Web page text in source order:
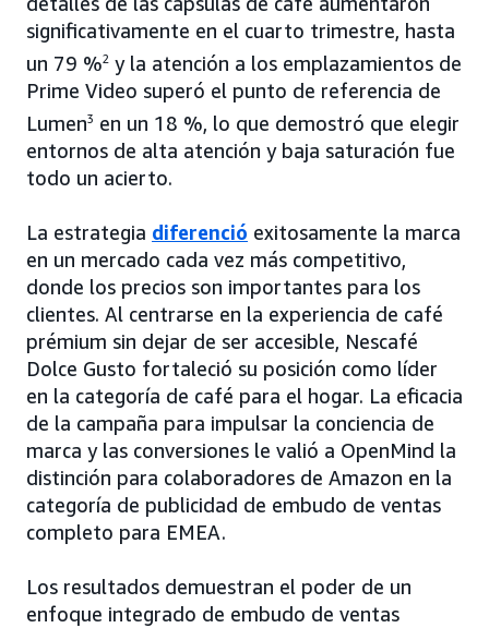
significativamente en el cuarto trimestre, hasta
un 79 %2 y la atención a los emplazamientos de
Prime Video superó el punto de referencia de
Lumen3 en un 18 %, lo que demostró que elegir
entornos de alta atención y baja saturación fue
todo un acierto.
La estrategia diferenció exitosamente la marca
en un mercado cada vez más competitivo,
donde los precios son importantes para los
clientes. Al centrarse en la experiencia de café
prémium sin dejar de ser accesible, Nescafé
Dolce Gusto fortaleció su posición como líder
en la categoría de café para el hogar. La eficacia
de la campaña para impulsar la conciencia de
marca y las conversiones le valió a OpenMind la
distinción para colaboradores de Amazon en la
categoría de publicidad de embudo de ventas
completo para EMEA.
Los resultados demuestran el poder de un
enfoque integrado de embudo de ventas